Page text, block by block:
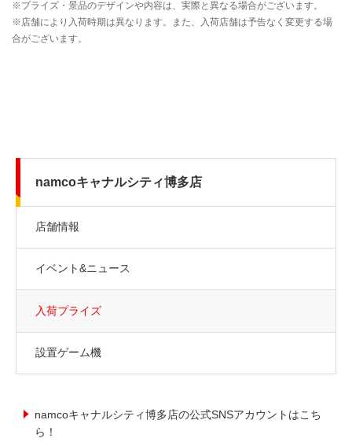
namcoキャナルシティ博多店
店舗情報
イベント&ニュース
入荷プライズ
設置ゲーム機
namcoキャナルシティ博多店の公式SNSアカウントはこち
ら！